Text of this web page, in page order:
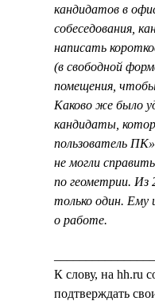
кандидатов в
собеседования,
написать
(в свободной
помещения,
Каково же было
кандидаты,
пользователь
не могли
по геометрии. Из
только один. Ему
о работе.
К слову, на hh.ru
подтверждать